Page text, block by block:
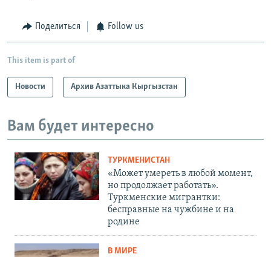
Поделиться Follow us
This item is part of
Новости Архив Азаттыка Кыргызстан
Вам будет интересно
ТУРКМЕНИСТАН
«Может умереть в любой момент,
но продолжает работать».
Туркменские мигрантки:
бесправные на чужбине и на
родине
В МИРЕ